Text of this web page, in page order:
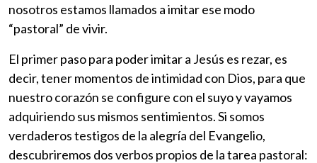
nosotros estamos llamados a imitar ese modo
“pastoral” de vivir.
El primer paso para poder imitar a Jesús es rezar, es
decir, tener momentos de intimidad con Dios, para que
nuestro corazón se configure con el suyo y vayamos
adquiriendo sus mismos sentimientos. Si somos
verdaderos testigos de la alegría del Evangelio,
descubriremos dos verbos propios de la tarea pastoral: